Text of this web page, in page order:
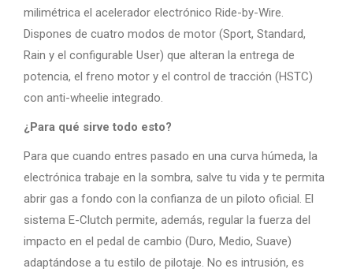
milimétrica el acelerador electrónico Ride-by-Wire.
Dispones de cuatro modos de motor (Sport, Standard,
Rain y el configurable User) que alteran la entrega de
potencia, el freno motor y el control de tracción (HSTC)
con anti-wheelie integrado.
¿Para qué sirve todo esto?
Para que cuando entres pasado en una curva húmeda, la
electrónica trabaje en la sombra, salve tu vida y te permita
abrir gas a fondo con la confianza de un piloto oficial. El
sistema E-Clutch permite, además, regular la fuerza del
impacto en el pedal de cambio (Duro, Medio, Suave)
adaptándose a tu estilo de pilotaje. No es intrusión, es